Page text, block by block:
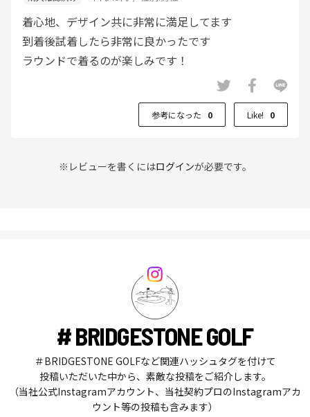
着心地、デザイン共に非常に満足してます
到着後試着したら非常に良かったです
ラウンドで着るのが楽しみです！
参考になった 0 Like! 0
※レビューを書くにはログインが必要です。
# BRIDGESTONE GOLF
＃BRIDGESTONE GOLFなど関連ハッシュタグを付けて
投稿いただいた中から、素敵な投稿をご紹介します。
（当社公式Instagramアカウント、当社契約プロのInstagramアカ
ウント等の投稿も含みます）